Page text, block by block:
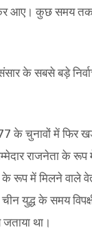
आए। कुछ समय
के सबसे बड़े
के चुनावों में फिर
राजनेता के
रूप में मिलने वाले
चीन युद्ध के समय
था।